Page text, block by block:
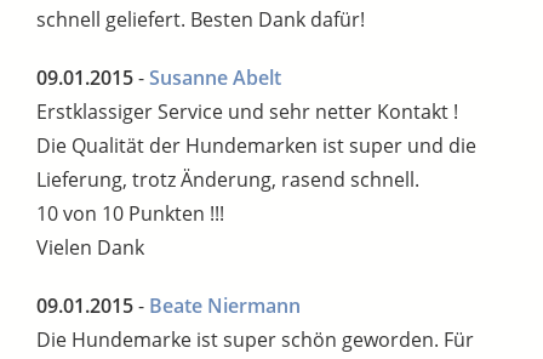
schnell geliefert. Besten Dank dafür!
09.01.2015-Susanne Abelt
Erstklassiger Service und sehr netter Kontakt !
Die Qualität der Hundemarken ist super und die
Lieferung, trotz Änderung, rasend schnell.
10 von 10 Punkten !!!
Vielen Dank
09.01.2015- Beate Niermann
Die Hundemarke ist super schön geworden. Für